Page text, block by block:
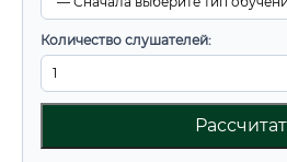
Количество слушателей: